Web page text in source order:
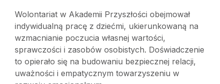
Wolontariat w Akademii Przyszłości obejmował
indywidualną pracę z dziećmi, ukierunkowaną na
wzmacnianie poczucia własnej wartości,
sprawczości i zasobów osobistych. Doświadczenie
to opierało się na budowaniu bezpiecznej relacji,
uważności i empatycznym towarzyszeniu w